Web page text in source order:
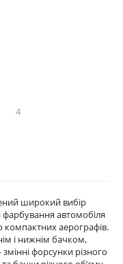
4
широкий вибір
автомобіля
компактних аерографів.
і нижнім бачком,
форсунки різного